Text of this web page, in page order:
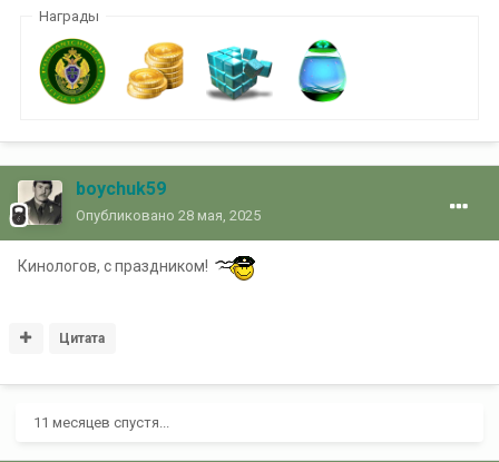
Награды
boychuk59
Опубликовано 28 мая, 2025
Кинологов, с праздником!
Цитата
11 месяцев спустя...